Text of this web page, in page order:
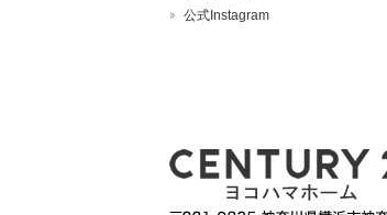
公式Instagram